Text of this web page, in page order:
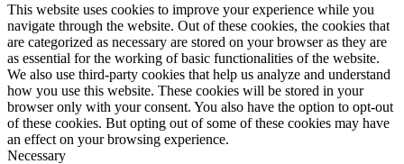
This website uses cookies to improve your experience while you
navigate through the website. Out of these cookies, the cookies that
are categorized as necessary are stored on your browser as they are
as essential for the working of basic functionalities of the website.
We also use third-party cookies that help us analyze and understand
how you use this website. These cookies will be stored in your
browser only with your consent. You also have the option to opt-out
of these cookies. But opting out of some of these cookies may have
an effect on your browsing experience.
Necessary